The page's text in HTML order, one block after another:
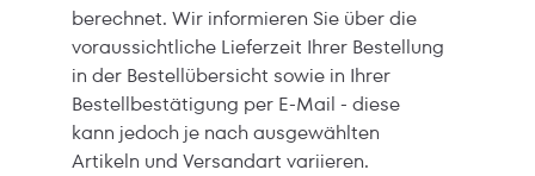
berechnet. Wir informieren Sie über die
voraussichtliche Lieferzeit Ihrer Bestellung
in der Bestellübersicht sowie in Ihrer
Bestellbestätigung per E-Mail - diese
kann jedoch je nach ausgewählten
Artikeln und Versandart variieren.